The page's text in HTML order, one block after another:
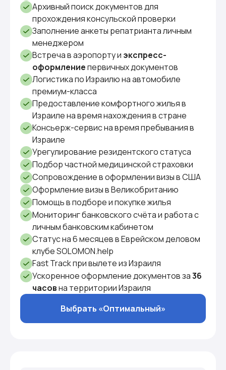
Архивный поиск документов для
прохождения консульской проверки
Заполнение анкеты репатрианта личным
менеджером
Встреча в аэропорту и экспресс-
оформлениепервичных документов
Логистика по Израилю на автомобиле
премиум-класса
Предоставление комфортного жилья в
Израиле на время нахождения в стране
Консьерж-сервис на время пребывания в
Израиле
Урегулирование резидентского статуса
Подбор частной медицинской страховки
Сопровождение в оформлении визы в США
Оформление визы в Великобританию
Помощь в подборе и покупке жилья
Мониторинг банковского счёта и работа с
личным банковским кабинетом
Статус на 6 месяцев в Еврейском деловом
клубе SOLOMON.help
Fast Track при вылете из Израиля
Ускоренное оформление документов за36
часовна территории Израиля
Выбрать «Оптимальный»